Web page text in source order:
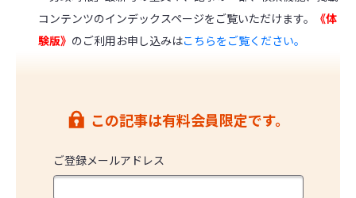
コンテンツのインデックスページをご覧いただけます。
《体
験版》 のご利用お申し込みはこちらをご覧ください。
この記事は有料会員限定です。
ご登録メールアドレス